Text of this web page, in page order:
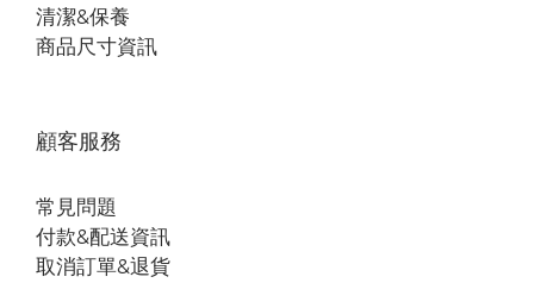
清潔&保養
商品尺寸資訊
顧客服務
常見問題
付款&配送資訊
取消訂單&退貨